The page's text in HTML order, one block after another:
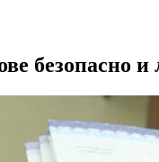
безопасно и